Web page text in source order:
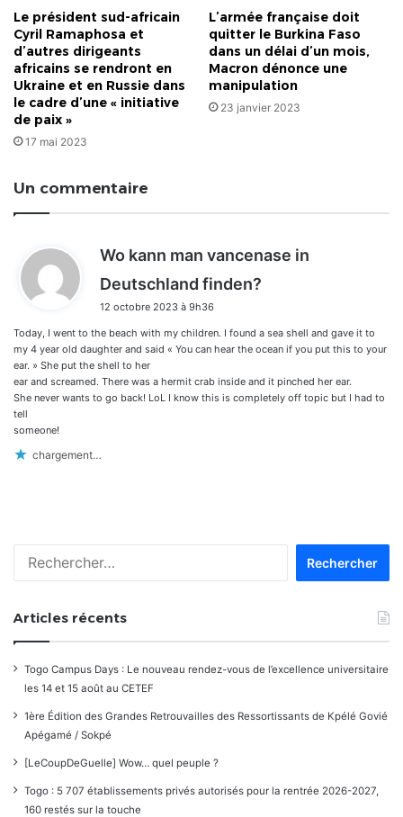
Le président sud-africain
Cyril Ramaphosa et
d’autres dirigeants
africains se rendront en
Ukraine et en Russie dans
le cadre d’une « initiative
de paix »
17 mai 2023
L’armée française doit
quitter le Burkina Faso
dans un délai d’un mois,
Macron dénonce une
manipulation
23 janvier 2023
Un commentaire
Wo kann man vancenase in
Deutschland finden?
:
12 octobre 2023 à 9h36
Today, I went to the beach with my children. I found a sea shell and gave it to
my 4 year old daughter and said « You can hear the ocean if you put this to your
ear. » She put the shell to her
ear and screamed. There was a hermit crab inside and it pinched her ear.
She never wants to go back! LoL I know this is completely off topic but I had to
tell
someone!
chargement…
Articles récents
Togo Campus Days : Le nouveau rendez-vous de l’excellence universitaire
les 14 et 15 août au CETEF
1ère Édition des Grandes Retrouvailles des Ressortissants de Kpélé Govié
Apégamé / Sokpé
[LeCoupDeGuelle] Wow… quel peuple ?
Togo : 5 707 établissements privés autorisés pour la rentrée 2026-2027,
160 restés sur la touche